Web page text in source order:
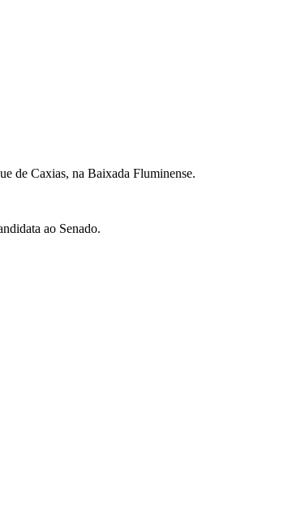
de Caxias, na Baixada Fluminense.
ao Senado.